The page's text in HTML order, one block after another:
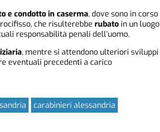
e condotto in caserma, dove sono in corso
che risulterebbe rubato in un luogo
responsabilità penali dell’uomo.
, mentre si attendono ulteriori sviluppi
eventuali precedenti a carico
carabinieri alessandria